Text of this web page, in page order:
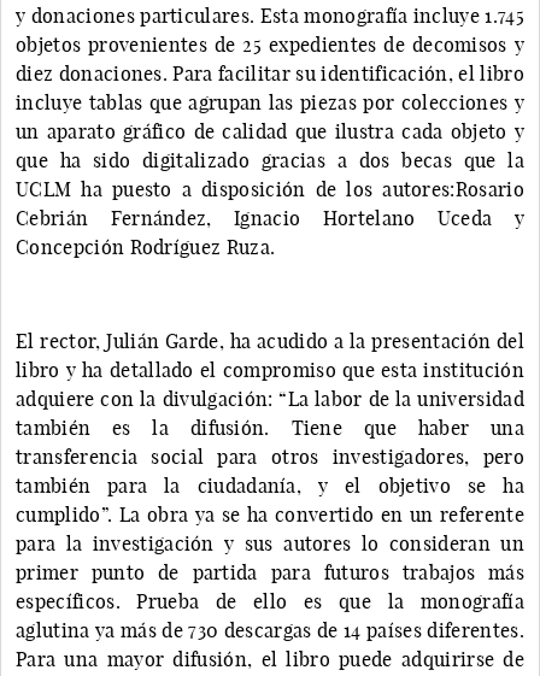
y donaciones particulares. Esta monografía incluye 1.745
objetos provenientes de 25 expedientes de decomisos y
diez donaciones. Para facilitar su identificación, el libro
incluye tablas que agrupan las piezas por colecciones y
un aparato gráfico de calidad que ilustra cada objeto y
que ha sido digitalizado gracias a dos becas que la
UCLM ha puesto a disposición de los autores:Rosario
Cebrián Fernández, Ignacio Hortelano Uceda y
Concepción Rodríguez Ruza.
El rector, Julián Garde, ha acudido a la presentación del
libro y ha detallado el compromiso que esta institución
adquiere con la divulgación: “La labor de la universidad
también es la difusión. Tiene que haber una
transferencia social para otros investigadores, pero
también para la ciudadanía, y el objetivo se ha
cumplido”. La obra ya se ha convertido en un referente
para la investigación y sus autores lo consideran un
primer punto de partida para futuros trabajos más
específicos. Prueba de ello es que la monografía
aglutina ya más de 730 descargas de 14 países diferentes.
Para una mayor difusión, el libro puede adquirirse de